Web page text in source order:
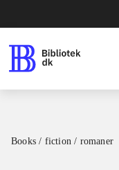
Books / fiction / romaner